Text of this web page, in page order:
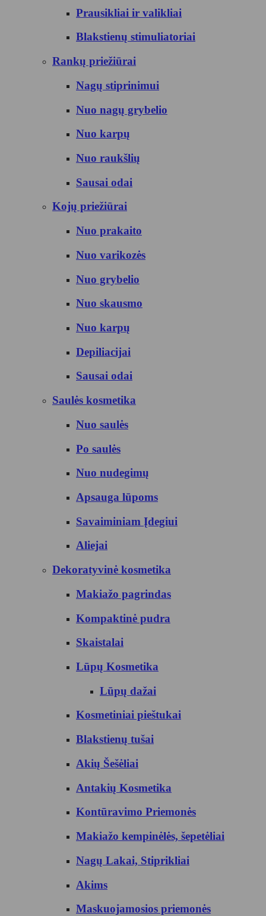
Prausikliai ir valikliai
Blakstienų stimuliatoriai
Rankų priežiūrai
Nagų stiprinimui
Nuo nagų grybelio
Nuo karpų
Nuo raukšlių
Sausai odai
Kojų priežiūrai
Nuo prakaito
Nuo varikozės
Nuo grybelio
Nuo skausmo
Nuo karpų
Depiliacijai
Sausai odai
Saulės kosmetika
Nuo saulės
Po saulės
Nuo nudegimų
Apsauga lūpoms
Savaiminiam Įdegiui
Aliejai
Dekoratyvinė kosmetika
Makiažo pagrindas
Kompaktinė pudra
Skaistalai
Lūpų Kosmetika
Lūpų dažai
Kosmetiniai pieštukai
Blakstienų tušai
Akių Šešėliai
Antakių Kosmetika
Kontūravimo Priemonės
Makiažo kempinėlės, šepetėliai
Nagų Lakai, Stiprikliai
Akims
Maskuojamosios priemonės